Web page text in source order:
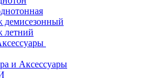
демисезонный
летний
и Аксессуары